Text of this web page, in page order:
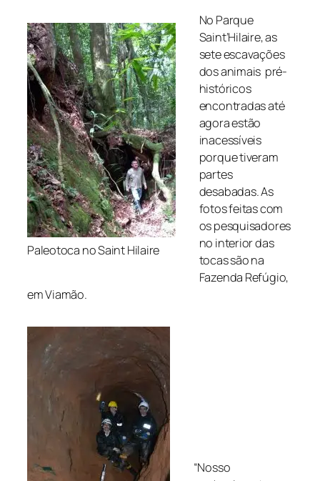
Paleotoca no Saint Hilaire
No Parque
Saint’Hilaire, as
sete escavações
dos animais pré-
históricos
encontradas até
agora estão
inacessíveis
porque tiveram
partes
desabadas. As
fotos feitas com
os pesquisadores
no interior das
tocas são na
Fazenda Refúgio,
em Viamão.
“Nosso